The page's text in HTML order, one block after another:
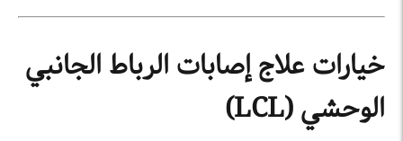
خيارات علاج إصابات الرباط الجانبي
الوحشي (LCL)